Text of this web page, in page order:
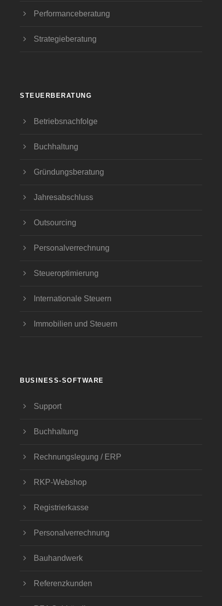
Performanceberatung
Strategieberatung
STEUERBERATUNG
Betriebsnachfolge
Buchhaltung
Gründungsberatung
Jahresabschluss
Outsourcing
Personalverrechnung
Steueroptimierung
Internationale Steuern
Immobilien und Steuern
BUSINESS-SOFTWARE
Support
Buchhaltung
Rechnungslegung / ERP
RKP-Webshop
Registrierkasse
Personalverrechnung
Bauhandwerk
Referenzkunden